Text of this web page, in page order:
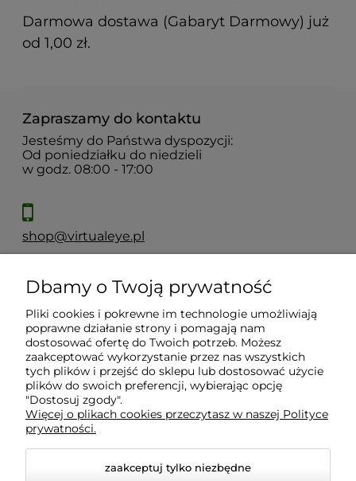
Darmowa dostawa (Gabaryt Darmowy) już
od 1,00 zł.
Zapraszamy do kontaktu
Jesteśmy do Państwa dyspozycji:
Od poniedziałku do niedzieli
w godz. 08:00 - 17:00
shop@virtualeye.pl
Moje konto
Płatności i dostawa
Informacje
O nas
Dbamy o Twoją prywatność
Pliki cookies i pokrewne im technologie umożliwiają
poprawne działanie strony i pomagają nam
dostosować ofertę do Twoich potrzeb. Możesz
zaakceptować wykorzystanie przez nas wszystkich
tych plików i przejść do sklepu lub dostosować użycie
plików do swoich preferencji, wybierając opcję
"Dostosuj zgody".
Więcej o plikach cookies przeczytasz w naszej Polityce
prywatności.
zaakceptuj tylko niezbędne